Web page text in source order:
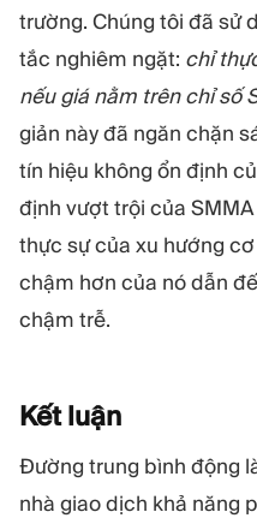
trường. Chúng tôi đã sử
tắc nghiêm ngặt: chỉ
nếu giá nằm trên chỉ số
giản này đã ngăn chặn
tín hiệu không ổn định
định vượt trội của
thực sự của xu hướng
chậm hơn của nó dẫn
chậm trễ.
Kếtluận
Đường trung bình động
nhà giao dịch khả năng